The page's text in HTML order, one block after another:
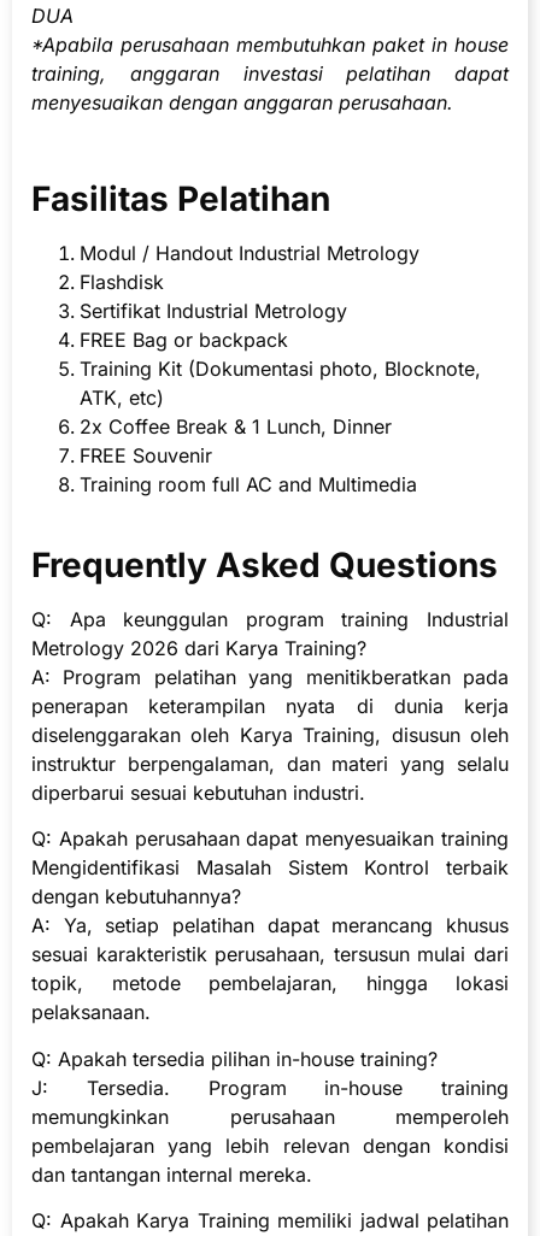
DUA
*Apabila perusahaan membutuhkan paket in house
training, anggaran investasi pelatihan dapat
menyesuaikan dengan anggaran perusahaan.
Fasilitas Pelatihan
Modul / Handout Industrial Metrology
Flashdisk
Sertifikat Industrial Metrology
FREE Bag or backpack
Training Kit (Dokumentasi photo, Blocknote,
ATK, etc)
2x Coffee Break & 1 Lunch, Dinner
FREE Souvenir
Training room full AC and Multimedia
Frequently Asked Questions
Q: Apa keunggulan program training Industrial
Metrology 2026 dari Karya Training?
A: Program pelatihan yang menitikberatkan pada
penerapan keterampilan nyata di dunia kerja
diselenggarakan oleh Karya Training, disusun oleh
instruktur berpengalaman, dan materi yang selalu
diperbarui sesuai kebutuhan industri.
Q: Apakah perusahaan dapat menyesuaikan training
Mengidentifikasi Masalah Sistem Kontrol terbaik
dengan kebutuhannya?
A: Ya, setiap pelatihan dapat merancang khusus
sesuai karakteristik perusahaan, tersusun mulai dari
topik, metode pembelajaran, hingga lokasi
pelaksanaan.
Q: Apakah tersedia pilihan in-house training?
J: Tersedia. Program in-house training
memungkinkan perusahaan memperoleh
pembelajaran yang lebih relevan dengan kondisi
dan tantangan internal mereka.
Q: Apakah Karya Training memiliki jadwal pelatihan